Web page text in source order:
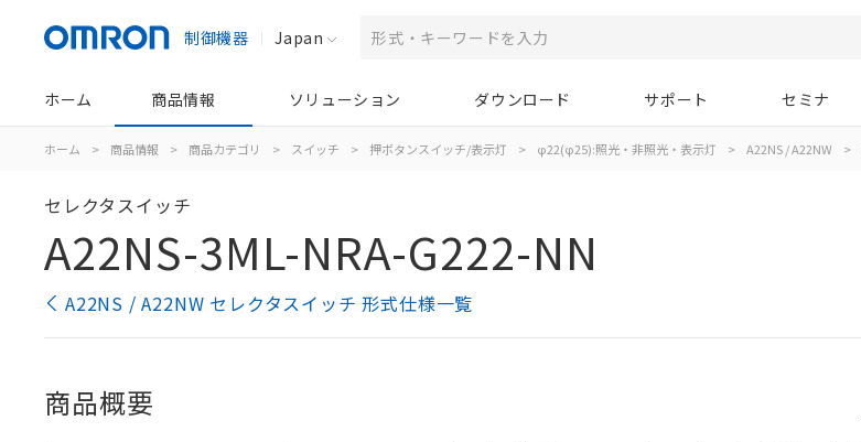
制御機器 Japan
ホーム 商品情報 ソリューション ダウンロード サポート セミナ
ホーム > 商品情報 > 商品カテゴリ > スイッチ > 押ボタンスイッチ/表示灯 > φ22(φ25):照光・非照光・表示灯 > A22NS / A22NW >
セレクタスイッチ
A22NS-3ML-NRA-G222-NN
A22NS / A22NW セレクタスイッチ 形式仕様一覧
商品概要